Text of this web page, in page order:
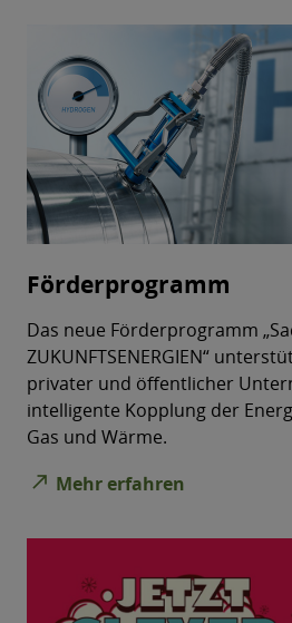
Förderprogramm
Das neue Förderprogramm
ZUKUNFTSENERGIEN“
privater und öffentlicher
intelligente Kopplung der
Gas und Wärme.
north_east Mehr erfahren